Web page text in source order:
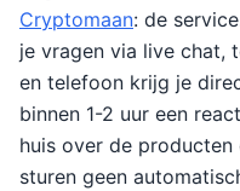
Cryptomaan: de
je vragen via live chat,
en telefoon krijg je
binnen 1-2 uur een
huis over de
sturen geen